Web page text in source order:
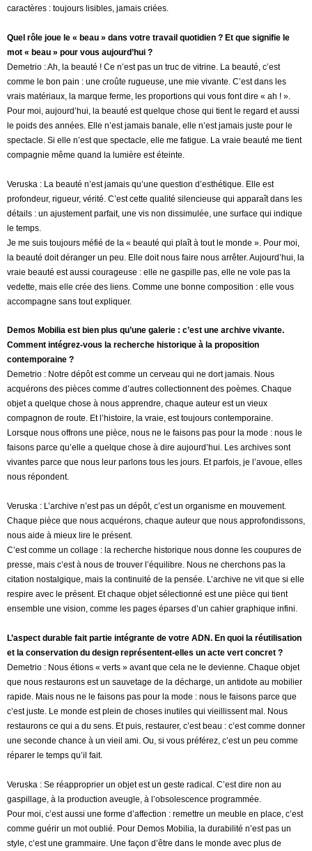
caractères : toujours lisibles, jamais criées.
Quel rôle joue le « beau » dans votre travail quotidien ? Et que signifie le
mot « beau » pour vous aujourd’hui ?
Demetrio : Ah, la beauté ! Ce n’est pas un truc de vitrine. La beauté, c’est
comme le bon pain : une croûte rugueuse, une mie vivante. C’est dans les
vrais matériaux, la marque ferme, les proportions qui vous font dire « ah ! ».
Pour moi, aujourd’hui, la beauté est quelque chose qui tient le regard et aussi
le poids des années. Elle n’est jamais banale, elle n’est jamais juste pour le
spectacle. Si elle n’est que spectacle, elle me fatigue. La vraie beauté me tient
compagnie même quand la lumière est éteinte.
Veruska : La beauté n’est jamais qu’une question d’esthétique. Elle est
profondeur, rigueur, vérité. C’est cette qualité silencieuse qui apparaît dans les
détails : un ajustement parfait, une vis non dissimulée, une surface qui indique
le temps.
Je me suis toujours méfié de la « beauté qui plaît à tout le monde ». Pour moi,
la beauté doit déranger un peu. Elle doit nous faire nous arrêter. Aujourd’hui, la
vraie beauté est aussi courageuse : elle ne gaspille pas, elle ne vole pas la
vedette, mais elle crée des liens. Comme une bonne composition : elle vous
accompagne sans tout expliquer.
Demos Mobilia est bien plus qu’une galerie : c’est une archive vivante.
Comment intégrez-vous la recherche historique à la proposition
contemporaine ?
Demetrio : Notre dépôt est comme un cerveau qui ne dort jamais. Nous
acquérons des pièces comme d’autres collectionnent des poèmes. Chaque
objet a quelque chose à nous apprendre, chaque auteur est un vieux
compagnon de route. Et l’histoire, la vraie, est toujours contemporaine.
Lorsque nous offrons une pièce, nous ne le faisons pas pour la mode : nous le
faisons parce qu’elle a quelque chose à dire aujourd’hui. Les archives sont
vivantes parce que nous leur parlons tous les jours. Et parfois, je l’avoue, elles
nous répondent.
Veruska : L’archive n’est pas un dépôt, c’est un organisme en mouvement.
Chaque pièce que nous acquérons, chaque auteur que nous approfondissons,
nous aide à mieux lire le présent.
C’est comme un collage : la recherche historique nous donne les coupures de
presse, mais c’est à nous de trouver l’équilibre. Nous ne cherchons pas la
citation nostalgique, mais la continuité de la pensée. L’archive ne vit que si elle
respire avec le présent. Et chaque objet sélectionné est une pièce qui tient
ensemble une vision, comme les pages éparses d’un cahier graphique infini.
L’aspect durable fait partie intégrante de votre ADN. En quoi la réutilisation
et la conservation du design représentent-elles un acte vert concret ?
Demetrio : Nous étions « verts » avant que cela ne le devienne. Chaque objet
que nous restaurons est un sauvetage de la décharge, un antidote au mobilier
rapide. Mais nous ne le faisons pas pour la mode : nous le faisons parce que
c’est juste. Le monde est plein de choses inutiles qui vieillissent mal. Nous
restaurons ce qui a du sens. Et puis, restaurer, c’est beau : c’est comme donner
une seconde chance à un vieil ami. Ou, si vous préférez, c’est un peu comme
réparer le temps qu’il fait.
Veruska : Se réapproprier un objet est un geste radical. C’est dire non au
gaspillage, à la production aveugle, à l’obsolescence programmée.
Pour moi, c’est aussi une forme d’affection : remettre un meuble en place, c’est
comme guérir un mot oublié. Pour Demos Mobilia, la durabilité n’est pas un
style, c’est une grammaire. Une façon d’être dans le monde avec plus de